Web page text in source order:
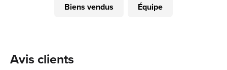
Biens vendus Équipe
Avis clients